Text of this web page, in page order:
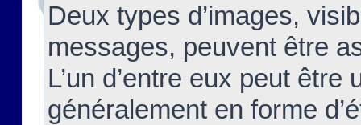
Deux types d’images,
messages, peuvent être
L’un d’entre eux peut
généralement en forme